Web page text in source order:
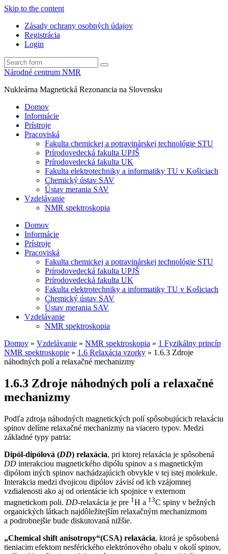
Skip to the content
Zásady ochrany osobných údajov
Registrácia
Login
Search
Národné centrum NMR
Nukleárna Magnetická Rezonancia na Slovensku
Domov
Informácie
Prístroje
Pracoviská
Fakulta chemickej a potravinárskej technológie STU
Prírodovedecká fakulta UPJŠ
Prírodovedecká fakulta UK
Fakulta elektrotechniky a informatiky TU v Košiciach
Chemický ústav SAV
Ústav merania SAV
Vzdelávanie
NMR spektroskopia
Domov
Informácie
Prístroje
Pracoviská
Fakulta chemickej a potravinárskej technológie STU
Prírodovedecká fakulta UPJŠ
Prírodovedecká fakulta UK
Fakulta elektrotechniky a informatiky TU v Košiciach
Chemický ústav SAV
Ústav merania SAV
Vzdelávanie
NMR spektroskopia
Domov » Vzdelávanie » NMR spektroskopia » 1 Fyzikálny princíp
NMR spektroskopie » 1.6 Relaxácia vzorky » 1.6.3 Zdroje
náhodných polí a relaxačné mechanizmy
1.6.3 Zdroje náhodných polí a relaxačné
mechanizmy
Podľa zdroja náhodných magnetických polí spôsobujúcich relaxáciu
spinov delíme relaxačné mechanizmy na viacero typov. Medzi
základné typy patria:
Dipól-dipólová (DD) relaxácia, pri ktorej relaxácia je spôsobená
DD interakciou magnetického dipólu spinov a s magnetickým
dipólom iných spinov nachádzajúcich obvykle v tej istej molekule.
Interakcia medzi dvojicou dipólov závisí od ich vzájomnej
vzdialenosti ako aj od orientácie ich spojnice v externom
magnetickom poli. DD-relaxácia je pre 1 H a 13C spiny v bežných
organických látkach najdôležitejším relaxačným mechanizmom
a podrobnejšie bude diskutovaná nižšie.
„Chemical shift anisotropy“(CSA) relaxácia, ktorá je spôsobená
tieniacim efektom nesférického elektrónového obalu v okolí spinov,